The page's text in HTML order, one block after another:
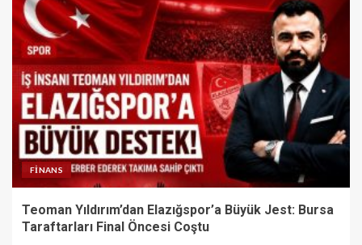
FINANS
Teoman Yıldırım’dan Elazığspor’a Büyük Jest: Bursa
Taraftarları Final Öncesi Coştu